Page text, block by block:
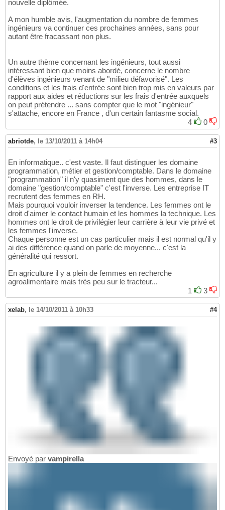
nouvelle diplômée.
A mon humble avis, l'augmentation du nombre de femmes
ingénieurs va continuer ces prochaines années, sans pour
autant être fracassant non plus.
Un autre thème concernant les ingénieurs, tout aussi
intéressant bien que moins abordé, concerne le nombre
d'élèves ingénieurs venant de "milieu défavorisé". Les
conditions et les frais d'entrée sont bien trop mis en valeurs par
rapport aux aides et réductions sur les frais d'entrée auxquels
on peut prétendre ... sans compter que le mot "ingénieur"
s'attache, encore en France , d'un certain fantasme social.
4
0
abriotde, le 13/10/2011 à 14h04 #3
En informatique.. c'est vaste. Il faut distinguer les domaine
programmation, métier et gestion/comptable. Dans le domaine
"programmation" il n'y quasiment que des hommes, dans le
domaine "gestion/comptable" c'est l'inverse. Les entreprise IT
recrutent des femmes en RH.
Mais pourquoi vouloir inverser la tendence. Les femmes ont le
droit d'aimer le contact humain et les hommes la technique. Les
hommes ont le droit de privilégier leur carrière à leur vie privé et
les femmes l'inverse.
Chaque personne est un cas particulier mais il est normal qu'il y
ai des différence quand on parle de moyenne... c'est la
généralité qui ressort.
En agriculture il y a plein de femmes en recherche
agroalimentaire mais très peu sur le tracteur...
1
3
xelab, le 14/10/2011 à 10h33 #4
Envoyé par vampirella